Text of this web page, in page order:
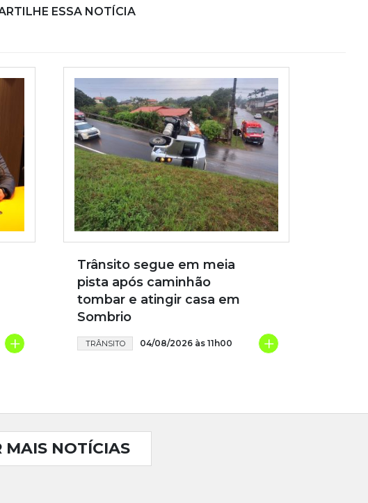
ESSA NOTÍCIA
+
Trânsito segue em meia
pista após caminhão
tombar e atingir casa em
Sombrio
TRÂNSITO 04/08/2026 às 11h00 +
MAIS NOTÍCIAS